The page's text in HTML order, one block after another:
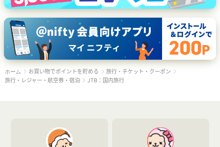
ホーム お買い物でポイントを貯める
旅行・チケット・クーポン
旅行・レジャー・航空券・宿泊
JTB：国内旅行